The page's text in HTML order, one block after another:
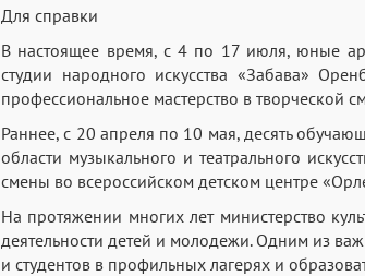
Для справки
В настоящее время, с 4 по 17 июля, юные
студии народного искусства «Забава»
профессиональное мастерство в творческой
Раннее, с 20 апреля по 10 мая, десять
области музыкального и театрального
смены во всероссийском детском центре
На протяжении многих лет министерство
деятельности детей и молодежи. Одним из
и студентов в профильных лагерях и